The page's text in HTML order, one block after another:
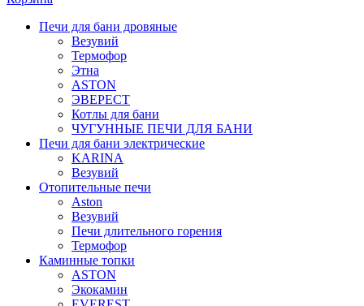
Печи для бани дровяные
Везувий
Термофор
Этна
ASTON
ЭВЕРЕСТ
Котлы для бани
ЧУГУННЫЕ ПЕЧИ ДЛЯ БАНИ
Печи для бани электрические
KARINA
Везувий
Отопительные печи
Aston
Везувий
Печи длительного горения
Термофор
Каминные топки
ASTON
Экокамин